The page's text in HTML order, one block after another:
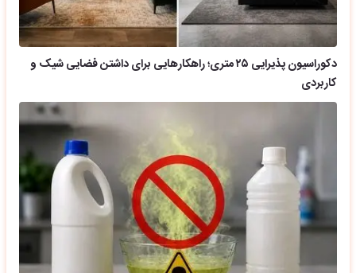
دکوراسیون پذیرایی ۲۵ متری؛ راهکارهایی برای داشتن فضایی شیک و
کاربردی